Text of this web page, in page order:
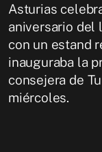
Asturias
aniversario del
con un estand
inauguraba la
consejera de
miércoles.